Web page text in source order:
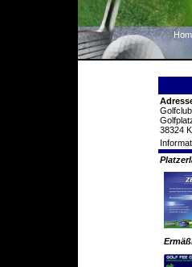
38324